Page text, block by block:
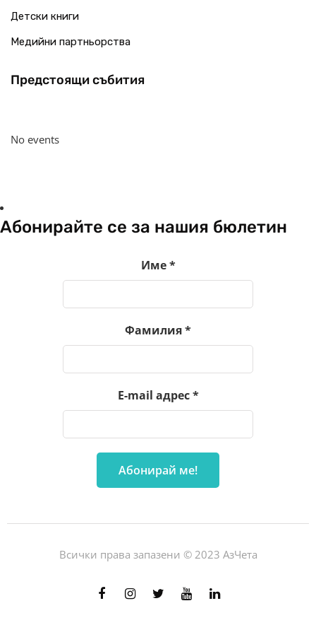
Детски книги
Медийни партньорства
Предстоящи събития
No events
Абонирайте се за нашия бюлетин
Име*
Фамилия*
E-mail адрес*
Всички права запазени © 2023 АзЧета